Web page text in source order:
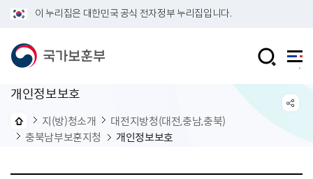
이 누리집은 대한민국 공식 전자정부 누리집입니다.
개인정보보호
지(방)청소개
대전지방청(대전,충남,충북)
충북남부보훈지청
개인정보보호